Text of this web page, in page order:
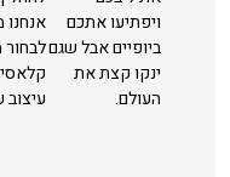
ויפתיעו אתכם
ביופיים אבל שגם
ינקו קצת את
העולם.
לבחור
עיצוב